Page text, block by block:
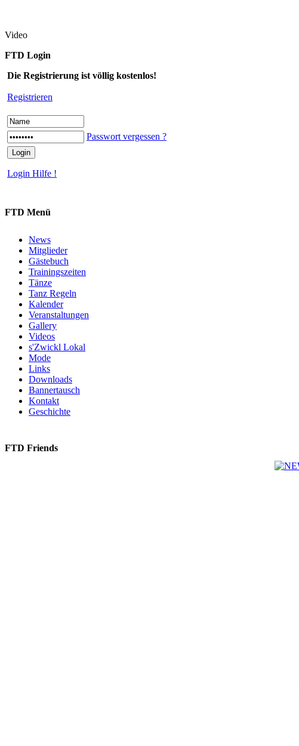
Video
FTD Login
Die Registrierung ist völlig kostenlos!
Registrieren
Passwort vergessen ?
Login Hilfe !
FTD Menü
News
Mitglieder
Gästebuch
Trainingszeiten
Tänze
Tanz Regeln
Kalender
Veranstaltungen
Gallery
Videos
s'Zwickl Lokal
Mode
Links
Downloads
Bannertausch
Kontakt
Geschichte
FTD Friends